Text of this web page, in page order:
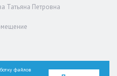
Татьяна Петровна
файлов